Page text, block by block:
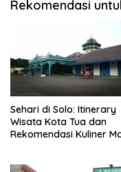
Rekomendasi
Sehari di Solo: Itinerary
Wisata Kota Tua dan
Rekomendasi Kuliner